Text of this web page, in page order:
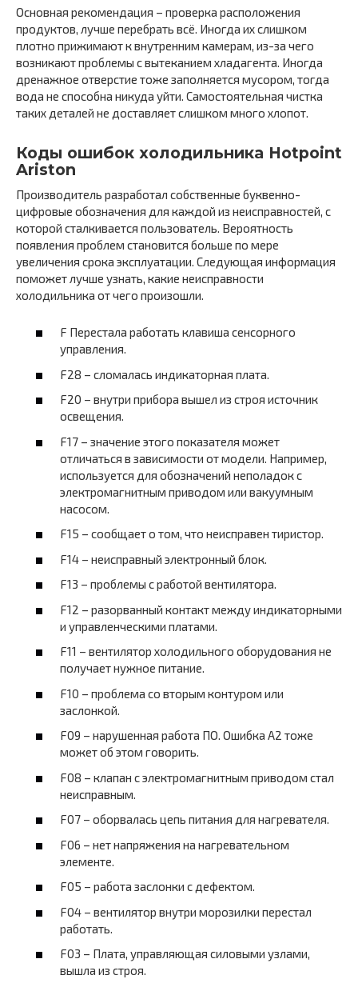
Основная рекомендация – проверка расположения
продуктов, лучше перебрать всё. Иногда их слишком
плотно прижимают к внутренним камерам, из-за чего
возникают проблемы с вытеканием хладагента. Иногда
дренажное отверстие тоже заполняется мусором, тогда
вода не способна никуда уйти. Самостоятельная чистка
таких деталей не доставляет слишком много хлопот.
Коды ошибок холодильника Hotpoint
Ariston
Производитель разработал собственные буквенно-
цифровые обозначения для каждой из неисправностей, с
которой сталкивается пользователь. Вероятность
появления проблем становится больше по мере
увеличения срока эксплуатации. Следующая информация
поможет лучше узнать, какие неисправности
холодильника от чего произошли.
F Перестала работать клавиша сенсорного
управления.
F28 – сломалась индикаторная плата.
F20 – внутри прибора вышел из строя источник
освещения.
F17 – значение этого показателя может
отличаться в зависимости от модели. Например,
используется для обозначений неполадок с
электромагнитным приводом или вакуумным
насосом.
F15 – сообщает о том, что неисправен тиристор.
F14 – неисправный электронный блок.
F13 – проблемы с работой вентилятора.
F12 – разорванный контакт между индикаторными
и управленческими платами.
F11 – вентилятор холодильного оборудования не
получает нужное питание.
F10 – проблема со вторым контуром или
заслонкой.
F09 – нарушенная работа ПО. Ошибка A2 тоже
может об этом говорить.
F08 – клапан с электромагнитным приводом стал
неисправным.
F07 – оборвалась цепь питания для нагревателя.
F06 – нет напряжения на нагревательном
элементе.
F05 – работа заслонки с дефектом.
F04 – вентилятор внутри морозилки перестал
работать.
F03 – Плата, управляющая силовыми узлами,
вышла из строя.